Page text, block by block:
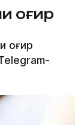
оғир
оғир